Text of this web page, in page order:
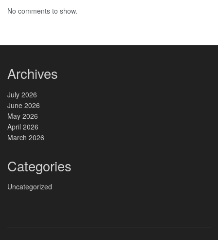
No comments to show.
Archives
July 2026
June 2026
May 2026
April 2026
March 2026
Categories
Uncategorized